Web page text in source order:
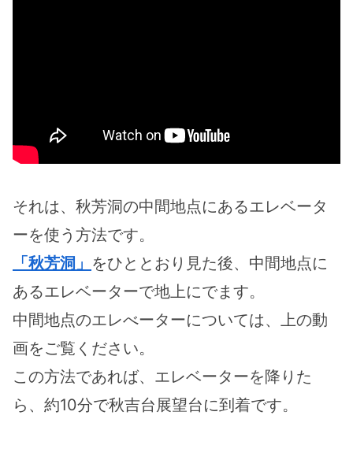
それは、秋芳洞の中間地点にあるエレベータ
ーを使う方法です。
「秋芳洞」 をひととおり見た後、中間地点に
あるエレベーターで地上にでます。
中間地点のエレべーターについては、上の動
画をご覧ください。
この方法であれば、エレベーターを降りた
ら、約10分で秋吉台展望台に到着です。